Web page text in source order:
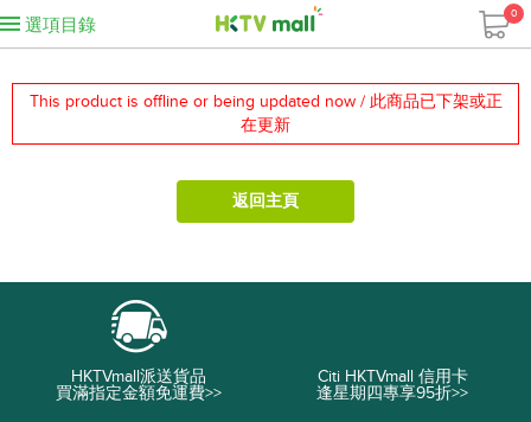
選項目錄
0
This product is offline or being updated now / 此商品已下架或正
在更新
返回主頁
HKTVmall派送貨品
買滿指定金額免運費>>
Citi HKTVmall 信用卡
逢星期四專享95折>>